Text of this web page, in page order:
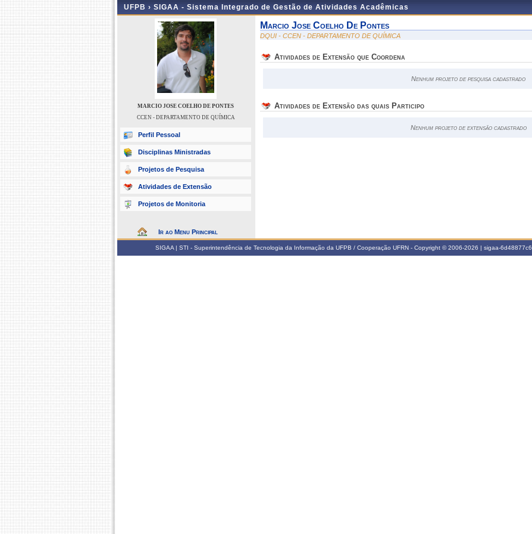
UFPB › SIGAA - Sistema Integrado de Gestão de Atividades Acadêmicas
MARCIO JOSE COELHO DE PONTES
CCEN - DEPARTAMENTO DE QUÍMICA
Perfil Pessoal
Disciplinas Ministradas
Projetos de Pesquisa
Atividades de Extensão
Projetos de Monitoria
Ir ao Menu Principal
Marcio Jose Coelho De Pontes
DQUI - CCEN - DEPARTAMENTO DE QUÍMICA
Atividades de Extensão que Coordena
Nenhum projeto de pesquisa cadastrado
Atividades de Extensão das quais Participo
Nenhum projeto de extensão cadastrado
SIGAA | STI - Superintendência de Tecnologia da Informação da UFPB / Cooperação UFRN - Copyright © 2006-2026 | sigaa-